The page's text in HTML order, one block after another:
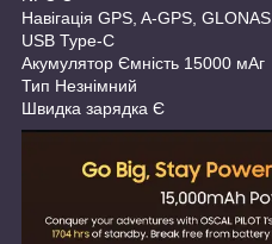
Навігація GPS, A-GPS, GLONAS
USB Type-C
Акумулятор Ємність 15000 мАг
Тип Незнімний
Швидка зарядка Є